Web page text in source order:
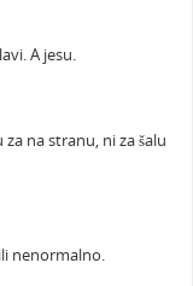
A jesu.
na stranu, ni za šalu
nenormalno.